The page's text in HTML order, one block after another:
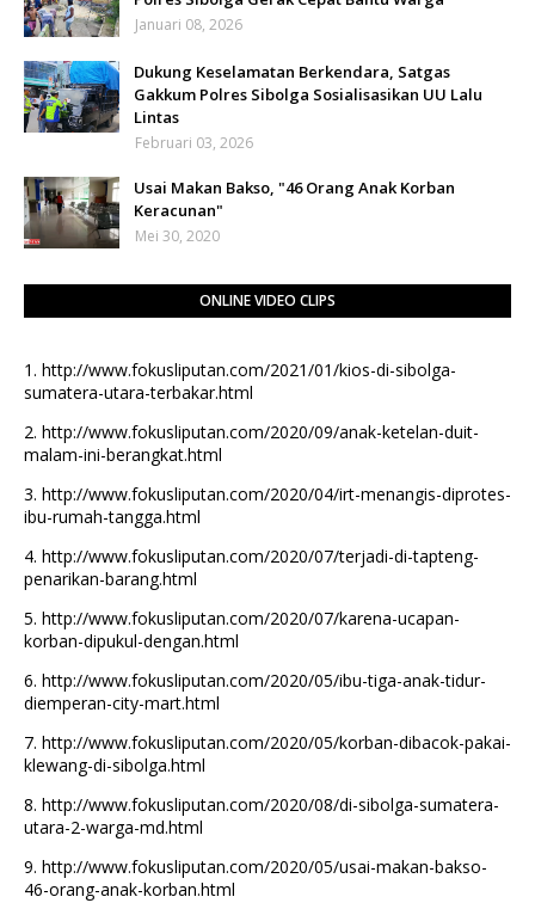
Januari 08, 2026
Dukung Keselamatan Berkendara, Satgas
Gakkum Polres Sibolga Sosialisasikan UU Lalu
Lintas
Februari 03, 2026
Usai Makan Bakso, "46 Orang Anak Korban
Keracunan"
Mei 30, 2020
ONLINE VIDEO CLIPS
1. http://www.fokusliputan.com/2021/01/kios-di-sibolga-
sumatera-utara-terbakar.html
2. http://www.fokusliputan.com/2020/09/anak-ketelan-duit-
malam-ini-berangkat.html
3. http://www.fokusliputan.com/2020/04/irt-menangis-diprotes-
ibu-rumah-tangga.html
4. http://www.fokusliputan.com/2020/07/terjadi-di-tapteng-
penarikan-barang.html
5. http://www.fokusliputan.com/2020/07/karena-ucapan-
korban-dipukul-dengan.html
6. http://www.fokusliputan.com/2020/05/ibu-tiga-anak-tidur-
diemperan-city-mart.html
7. http://www.fokusliputan.com/2020/05/korban-dibacok-pakai-
klewang-di-sibolga.html
8. http://www.fokusliputan.com/2020/08/di-sibolga-sumatera-
utara-2-warga-md.html
9. http://www.fokusliputan.com/2020/05/usai-makan-bakso-
46-orang-anak-korban.html